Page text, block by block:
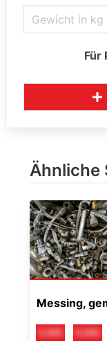
Für
Ähnliche
Messing,
0,00€
0,00€